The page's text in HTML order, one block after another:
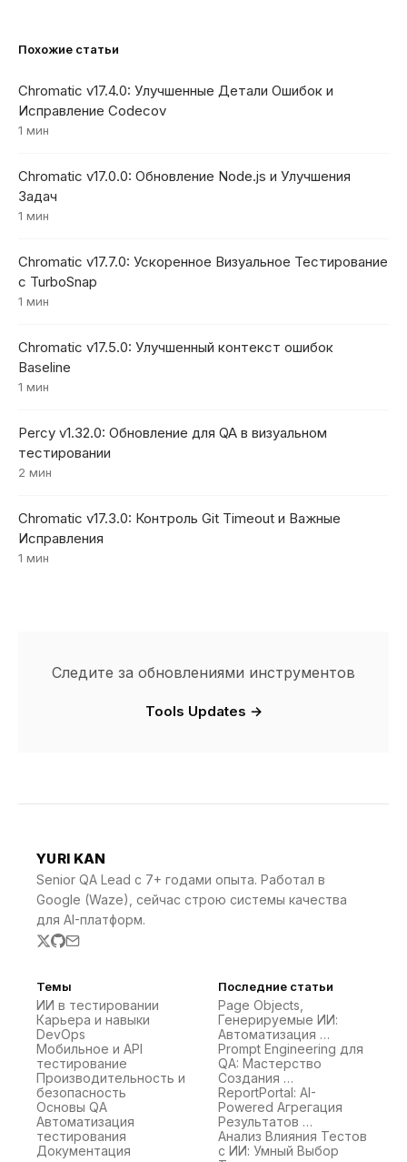
Похожие статьи
Chromatic v17.4.0: Улучшенные Детали Ошибок и
Исправление Codecov
1 мин
Chromatic v17.0.0: Обновление Node.js и Улучшения
Задач
1 мин
Chromatic v17.7.0: Ускоренное Визуальное Тестирование
с TurboSnap
1 мин
Chromatic v17.5.0: Улучшенный контекст ошибок
Baseline
1 мин
Percy v1.32.0: Обновление для QA в визуальном
тестировании
2 мин
Chromatic v17.3.0: Контроль Git Timeout и Важные
Исправления
1 мин
Следите за обновлениями инструментов
Tools Updates →
YURI KAN
Senior QA Lead с 7+ годами опыта. Работал в
Google (Waze), сейчас строю системы качества
для AI-платформ.
Темы
ИИ в тестировании
Карьера и навыки
DevOps
Мобильное и API
тестирование
Производительность и
безопасность
Основы QA
Автоматизация
тестирования
Документация
Последние статьи
Page Objects,
Генерируемые ИИ:
Автоматизация …
Prompt Engineering для
QA: Мастерство
Создания …
ReportPortal: AI-
Powered Агрегация
Результатов …
Анализ Влияния Тестов
с ИИ: Умный Выбор